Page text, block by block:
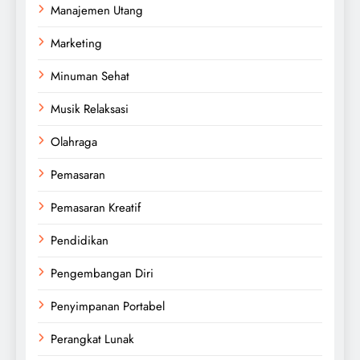
Manajemen Utang
Marketing
Minuman Sehat
Musik Relaksasi
Olahraga
Pemasaran
Pemasaran Kreatif
Pendidikan
Pengembangan Diri
Penyimpanan Portabel
Perangkat Lunak